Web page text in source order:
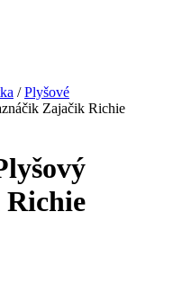
/Plyšové
Zajačik Richie